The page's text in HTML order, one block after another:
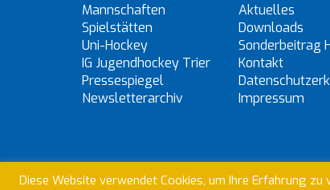
Mannschaften
Spielstätten
Uni-Hockey
IG Jugendhockey Trier
Pressespiegel
Newsletterarchiv
Aktuelles
Downloads
Sonderbeitrag
Kontakt
Impressum
Diese Website verwendet Cookies, um Ihre Erfahrung zu